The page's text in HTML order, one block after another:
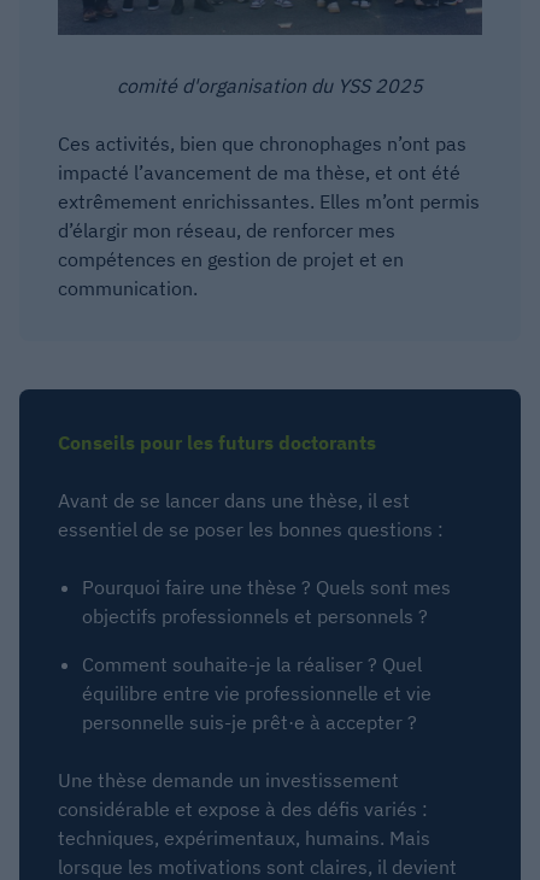
comité d'organisation du YSS 2025
Ces activités, bien que chronophages n’ont pas
impacté l’avancement de ma thèse, et ont été
extrêmement enrichissantes. Elles m’ont permis
d’élargir mon réseau, de renforcer mes
compétences en gestion de projet et en
communication.
Conseils pour les futurs doctorants
Avant de se lancer dans une thèse, il est
essentiel de se poser les bonnes questions :
Pourquoi faire une thèse ? Quels sont mes
objectifs professionnels et personnels ?
Comment souhaite-je la réaliser ? Quel
équilibre entre vie professionnelle et vie
personnelle suis-je prêt·e à accepter ?
Une thèse demande un investissement
considérable et expose à des défis variés :
techniques, expérimentaux, humains. Mais
lorsque les motivations sont claires, il devient